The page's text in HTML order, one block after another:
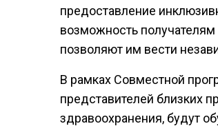
предоставление
возможность
позволяют им вести
В рамках Совместной
представителей близких
здравоохранения, будут